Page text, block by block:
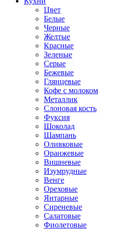
Цвет
Белые
Черные
Желтые
Красные
Зеленые
Серые
Бежевые
Глянцевые
Кофе с молоком
Металлик
Слоновая кость
Фуксия
Шоколад
Шампань
Оливковые
Оранжевые
Вишневые
Изумрудные
Венге
Ореховые
Янтарные
Сиреневые
Салатовые
Фиолетовые